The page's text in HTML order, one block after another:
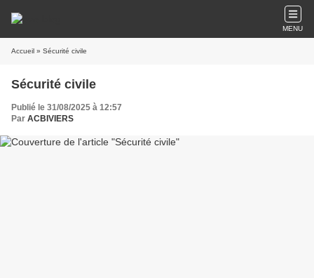
MENU
Accueil » Sécurité civile
Sécurité civile
Publié le 31/08/2025 à 12:57
Par ACBIVIERS